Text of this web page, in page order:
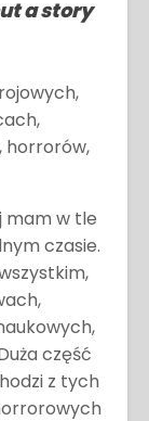
a story
horrorów,
mam w tle
czasie.
część
z tych